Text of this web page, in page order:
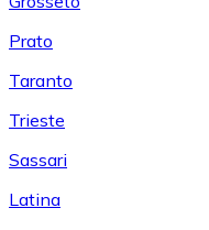
Prato
Taranto
Trieste
Sassari
Latina